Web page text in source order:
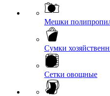
Мешки
Сумки
Сетки овощные